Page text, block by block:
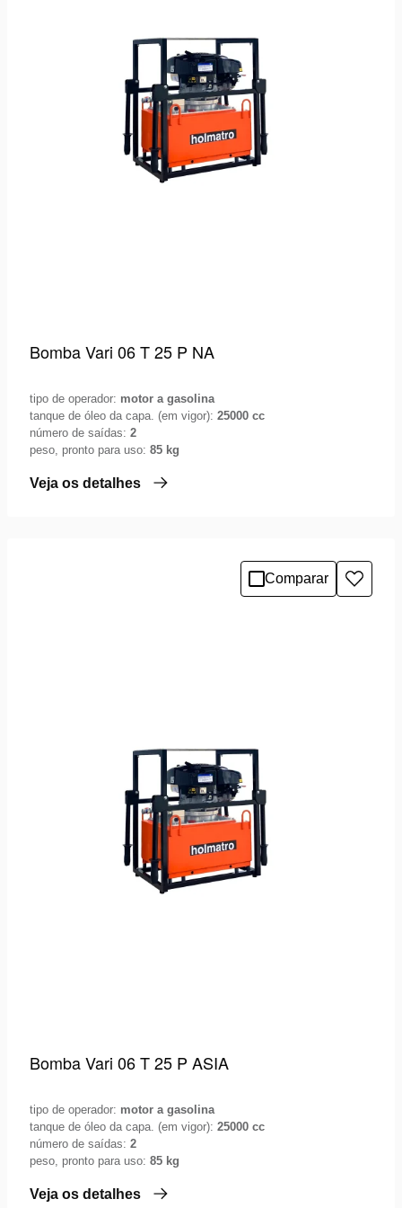
Bomba Vari 06 T 25 P NA
tipo de operador: motor a gasolina
tanque de óleo da capa. (em vigor): 25000 cc
número de saídas: 2
peso, pronto para uso: 85 kg
Veja os detalhes
Comparar
à
Bomba Vari 06 T 25 P ASIA
tipo de operador: motor a gasolina
tanque de óleo da capa. (em vigor): 25000 cc
número de saídas: 2
peso, pronto para uso: 85 kg
Veja os detalhes